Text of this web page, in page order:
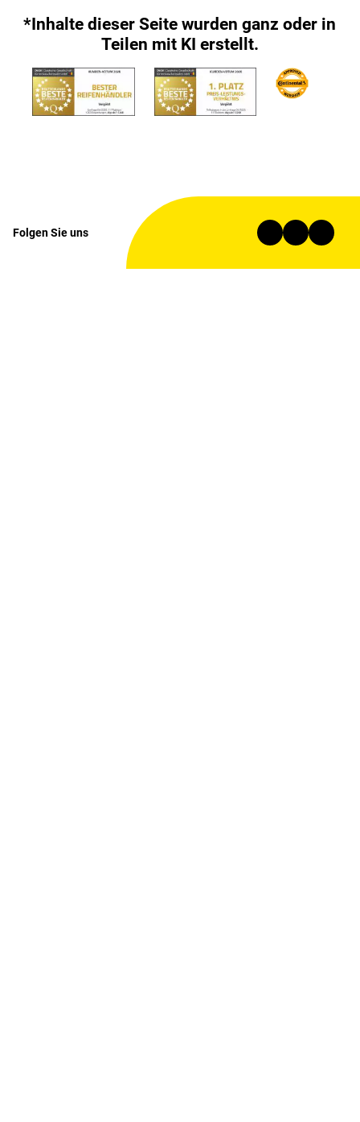
*Inhalte dieser Seite wurden ganz oder in
Teilen mit KI erstellt.
Folgen Sie uns